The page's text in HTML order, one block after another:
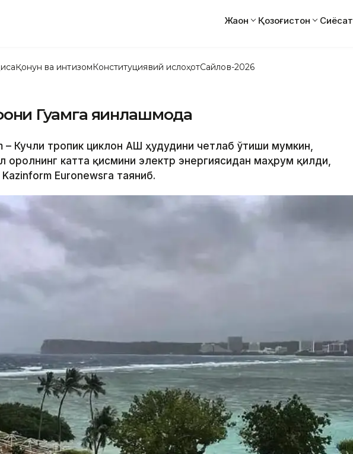
Жаҳон Қозоғистон Сиёсат
Қонун ва интизомКонституциявий ислоҳотСайлов-2026
Гуамга яқинлашмоқда
– Кучли тропик циклон АҚШ ҳудудини четлаб ўтиши мумкин,
оролнинг катта қисмини электр энергиясидан маҳрум қилди,
Еuronewsга таяниб.